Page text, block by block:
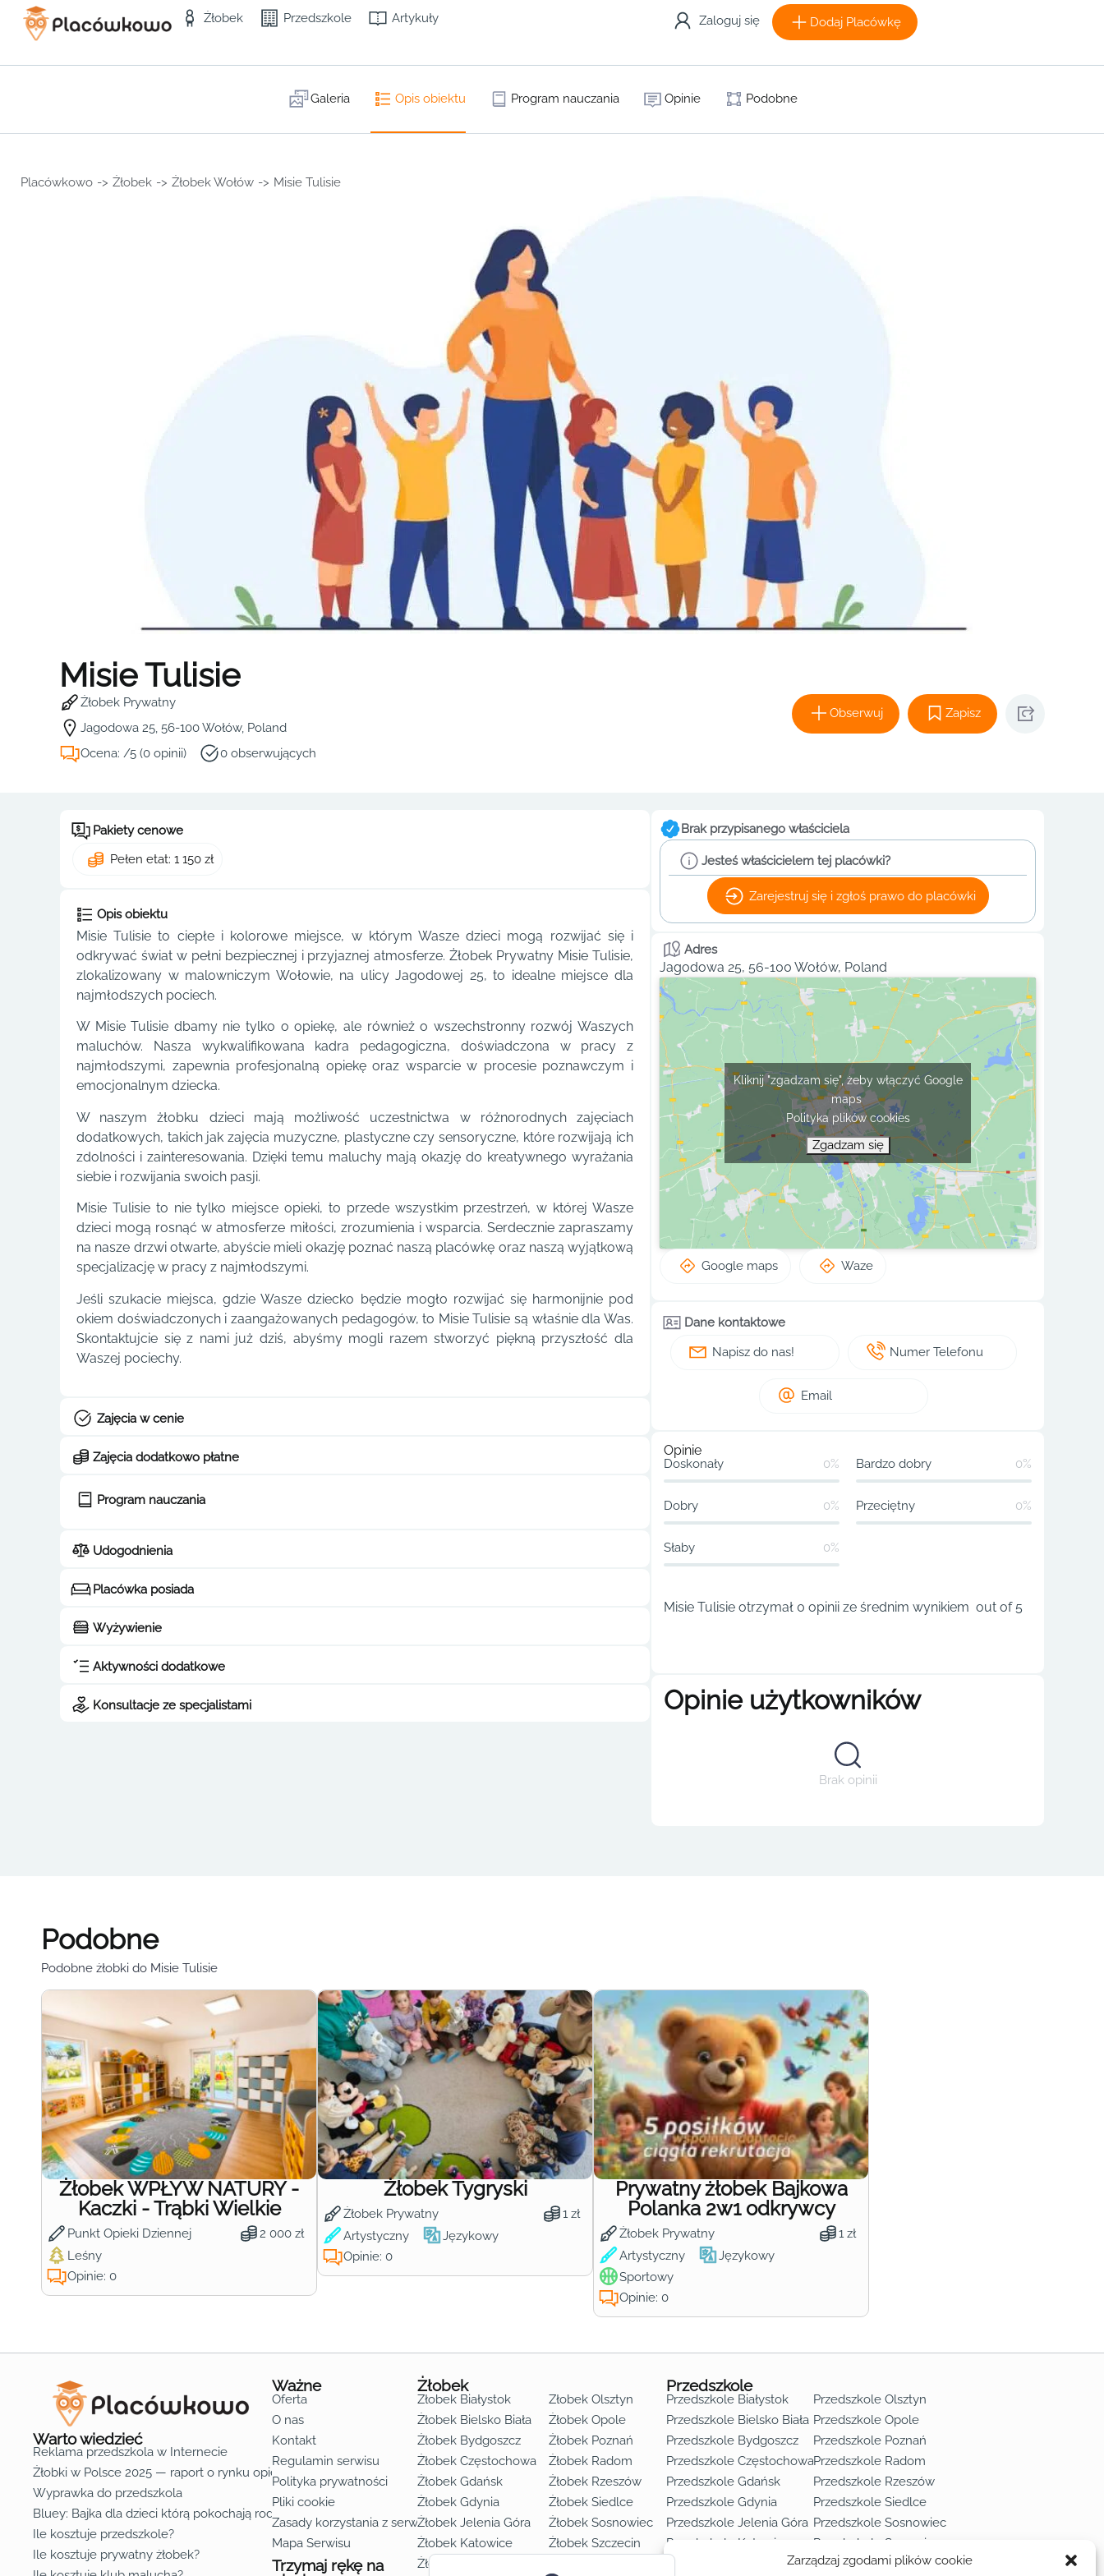
Zarządzaj zgodami plików cookie
Żłobek Przedszkole Artykuły Zaloguj się Dodaj Placówkę
Galeria Opis obiektu Program nauczania Opinie Podobne
Placówkowo -> Żłobek -> Żłobek Wołów -> Misie Tulisie
Misie Tulisie
Żłobek Prywatny
Jagodowa 25, 56-100 Wołów, Poland
Ocena: /5 (0 opinii)
0 obserwujących
Obserwuj Zapisz
Pakiety cenowe
Pełen etat: 1 150 zł
Opis obiektu
Misie Tulisie to ciepłe i kolorowe miejsce, w którym Wasze dzieci mogą rozwijać się i
odkrywać świat w pełni bezpiecznej i przyjaznej atmosferze. Żłobek Prywatny Misie Tulisie,
zlokalizowany w malowniczym Wołowie, na ulicy Jagodowej 25, to idealne miejsce dla
najmłodszych pociech.
W Misie Tulisie dbamy nie tylko o opiekę, ale również o wszechstronny rozwój Waszych
maluchów. Nasza wykwalifikowana kadra pedagogiczna, doświadczona w pracy z
najmłodszymi, zapewnia profesjonalną opiekę oraz wsparcie w procesie poznawczym i
emocjonalnym dziecka.
W naszym żłobku dzieci mają możliwość uczestnictwa w różnorodnych zajęciach
dodatkowych, takich jak zajęcia muzyczne, plastyczne czy sensoryczne, które rozwijają ich
zdolności i zainteresowania. Dzięki temu maluchy mają okazję do kreatywnego wyrażania
siebie i rozwijania swoich pasji.
Misie Tulisie to nie tylko miejsce opieki, to przede wszystkim przestrzeń, w której Wasze
dzieci mogą rosnąć w atmosferze miłości, zrozumienia i wsparcia. Serdecznie zapraszamy
na nasze drzwi otwarte, abyście mieli okazję poznać naszą placówkę oraz naszą wyjątkową
specjalizację w pracy z najmłodszymi.
Jeśli szukacie miejsca, gdzie Wasze dziecko będzie mogło rozwijać się harmonijnie pod
okiem doświadczonych i zaangażowanych pedagogów, to Misie Tulisie są właśnie dla Was.
Skontaktujcie się z nami już dziś, abyśmy mogli razem stworzyć piękną przyszłość dla
Waszej pociechy.
Zajęcia w cenie
Zajęcia dodatkowo płatne
Program nauczania
Udogodnienia
Placówka posiada
Wyżywienie
Aktywności dodatkowe
Konsultacje ze specjalistami
Brak przypisanego właściciela
Jesteś właścicielem tej placówki?
Zarejestruj się i zgłoś prawo do placówki
Adres
Jagodowa 25, 56-100 Wołów, Poland
Kliknij "zgadzam się", żeby włączyć Google
maps
Polityka plików cookies
Zgadzam się
Google maps Waze
Dane kontaktowe
Napisz do nas!
Numer Telefonu
Email
Opinie
Doskonały 0% Bardzo dobry 0%
Dobry 0% Przeciętny 0%
Słaby 0%
Misie Tulisie otrzymał 0 opinii ze średnim wynikiem out of 5
Opinie użytkowników
Brak opinii
Podobne
Podobne żłobki do Misie Tulisie
Żłobek WPŁYW NATURY -
Kaczki - Trąbki Wielkie
Punkt Opieki Dziennej 2 000 zł
Leśny
Opinie: 0
Żłobek Tygryski
Żłobek Prywatny 1 zł
Artystyczny Językowy
Opinie: 0
Prywatny żłobek Bajkowa
Polanka 2w1 odkrywcy
Żłobek Prywatny 1 zł
Artystyczny
Językowy
Sportowy
Opinie: 0
Warto wiedzieć
Reklama przedszkola w Internecie
Żłobki w Polsce 2025 — raport o rynku opieki nad dziećmi do lat 3
Wyprawka do przedszkola
Bluey: Bajka dla dzieci którą pokochają rodzice
Ile kosztuje przedszkole?
Ile kosztuje prywatny żłobek?
Ważne
Oferta
O nas
Kontakt
Regulamin serwisu
Polityka prywatności
Pliki cookie
Zasady korzystania z serwisu
Mapa Serwisu
Trzymaj rękę na
Żłobek
Żłobek Białystok
Żłobek Bielsko Biała
Żłobek Bydgoszcz
Żłobek Częstochowa
Żłobek Gdańsk
Żłobek Gdynia
Żłobek Jelenia Góra
Żłobek Katowice
Żłobek Kielce
Żłobek Olsztyn
Żłobek Opole
Żłobek Poznań
Żłobek Radom
Żłobek Rzeszów
Żłobek Siedlce
Żłobek Sosnowiec
Żłobek Szczecin
Przedszkole
Przedszkole Białystok
Przedszkole Bielsko Biała
Przedszkole Bydgoszcz
Przedszkole Częstochowa
Przedszkole Gdańsk
Przedszkole Gdynia
Przedszkole Jelenia Góra
Przedszkole Katowice
Przedszkole Olsztyn
Przedszkole Opole
Przedszkole Poznań
Przedszkole Radom
Przedszkole Rzeszów
Przedszkole Siedlce
Przedszkole Sosnowiec
Przedszkole Szczecin
Przedszkole Toruń